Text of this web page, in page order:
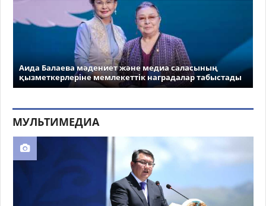
Аида Балаева мәдениет және медиа саласының
қызметкерлеріне мемлекеттік наградалар табыстады
МУЛЬТИМЕДИА